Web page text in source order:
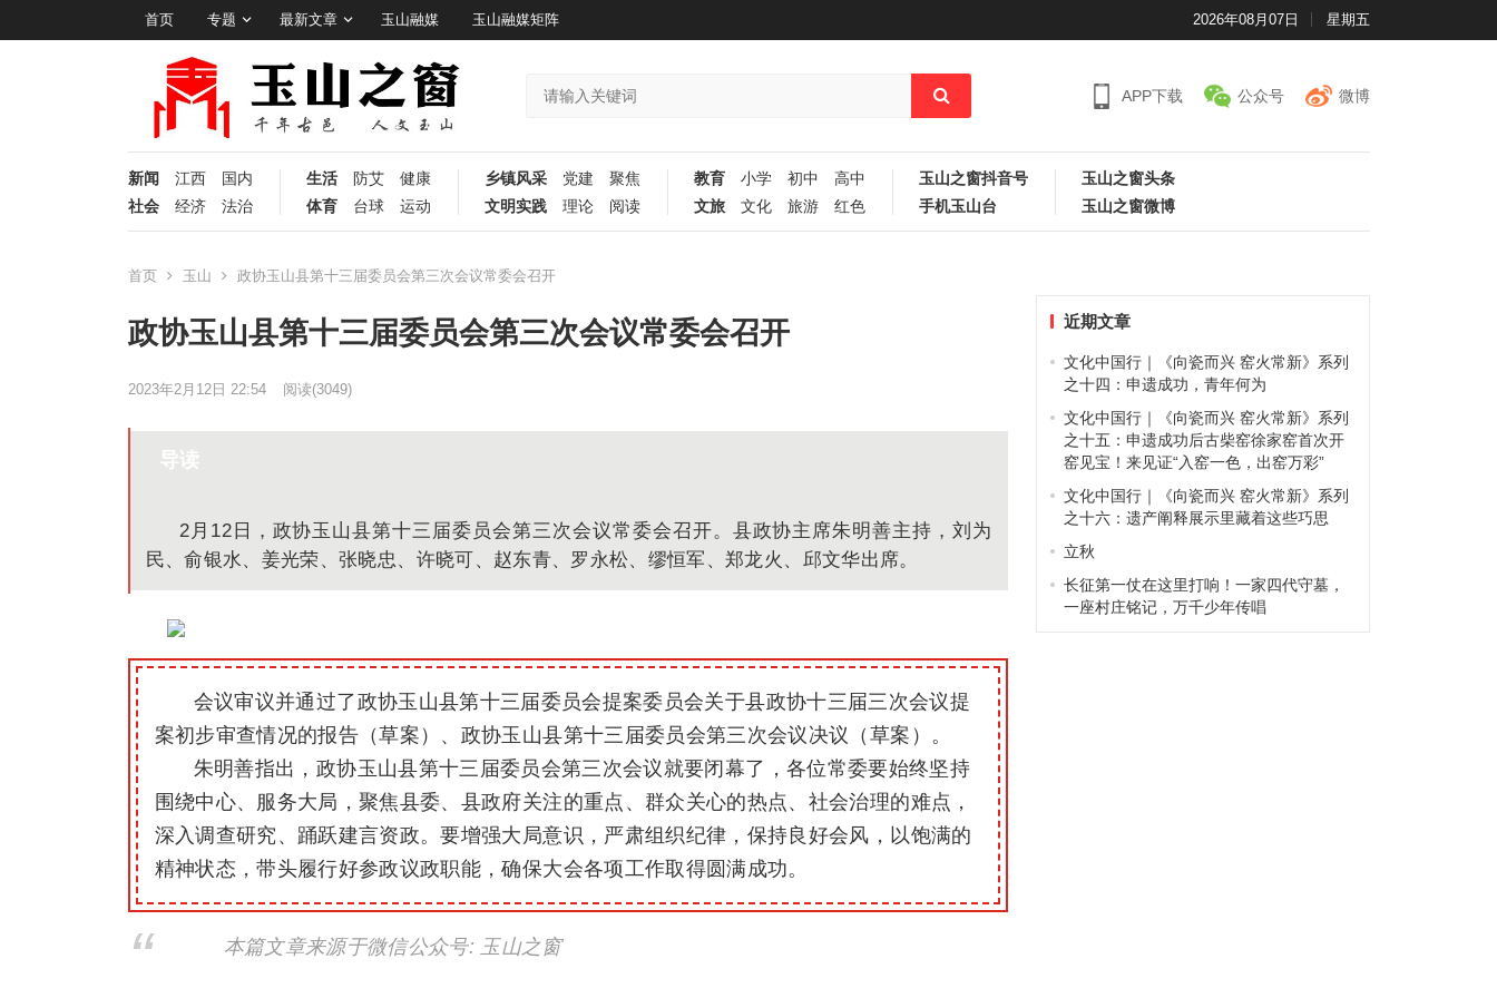
首页 专题 最新文章 玉山融媒 玉山融媒矩阵 2026年08月07日 星期五
APP下载 公众号 微博
新闻 江西
国内
社会
经济 法治
生活 防艾
健康
体育
台球 运动
乡镇风采 党建
聚焦
文明实践
理论 阅读
教育 小学 初中
高中
文旅
文化 旅游 红色
玉山之窗抖音号
手机玉山台
玉山之窗头条
玉山之窗微博
首页 玉山 政协玉山县第十三届委员会第三次会议常委会召开
政协玉山县第十三届委员会第三次会议常委会召开
2023年2月12日 22:54 阅读(3049)
导读
2月12日，政协玉山县第十三届委员会第三次会议常委会召开。县政协主席朱明善主持，刘为
民、俞银水、姜光荣、张晓忠、许晓可、赵东青、罗永松、缪恒军、郑龙火、邱文华出席。
会议审议并通过了政协玉山县第十三届委员会提案委员会关于县政协十三届三次会议提
案初步审查情况的报告（草案）、政协玉山县第十三届委员会第三次会议决议（草案）。
朱明善指出，政协玉山县第十三届委员会第三次会议就要闭幕了，各位常委要始终坚持
围绕中心、服务大局，聚焦县委、县政府关注的重点、群众关心的热点、社会治理的难点，
深入调查研究、踊跃建言资政。要增强大局意识，严肃组织纪律，保持良好会风，以饱满的
精神状态，带头履行好参政议政职能，确保大会各项工作取得圆满成功。
本篇文章来源于微信公众号: 玉山之窗
近期文章
文化中国行｜《向瓷而兴 窑火常新》系列
之十四：申遗成功，青年何为
文化中国行｜《向瓷而兴 窑火常新》系列
之十五：申遗成功后古柴窑徐家窑首次开
窑见宝！来见证“入窑一色，出窑万彩”
文化中国行｜《向瓷而兴 窑火常新》系列
之十六：遗产阐释展示里藏着这些巧思
立秋
长征第一仗在这里打响！一家四代守墓，
一座村庄铭记，万千少年传唱